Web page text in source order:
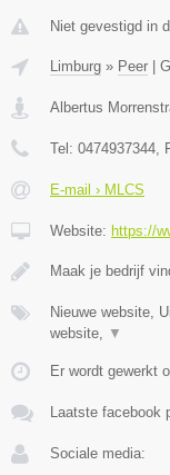
Niet gevestigd in
Limburg » Peer
Albertus
Tel: 0474937344,
E-mail › MLCS
Website: https://
Maak je bedrijf
Nieuwe website,
website, ▼
Er wordt gewerkt
Laatste facebook
Sociale media: